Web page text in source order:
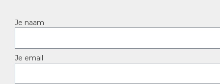
Je naam
Je email